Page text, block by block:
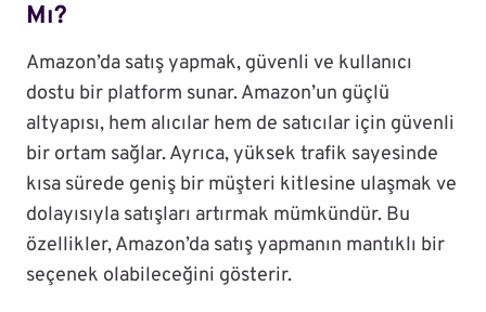
Mı?
Amazon’da satış yapmak, güvenli ve kullanıcı
dostu bir platform sunar. Amazon’un güçlü
altyapısı, hem alıcılar hem de satıcılar için güvenli
bir ortam sağlar. Ayrıca, yüksek trafik sayesinde
kısa sürede geniş bir müşteri kitlesine ulaşmak ve
dolayısıyla satışları artırmak mümkündür. Bu
özellikler, Amazon’da satış yapmanın mantıklı bir
seçenek olabileceğini gösterir.